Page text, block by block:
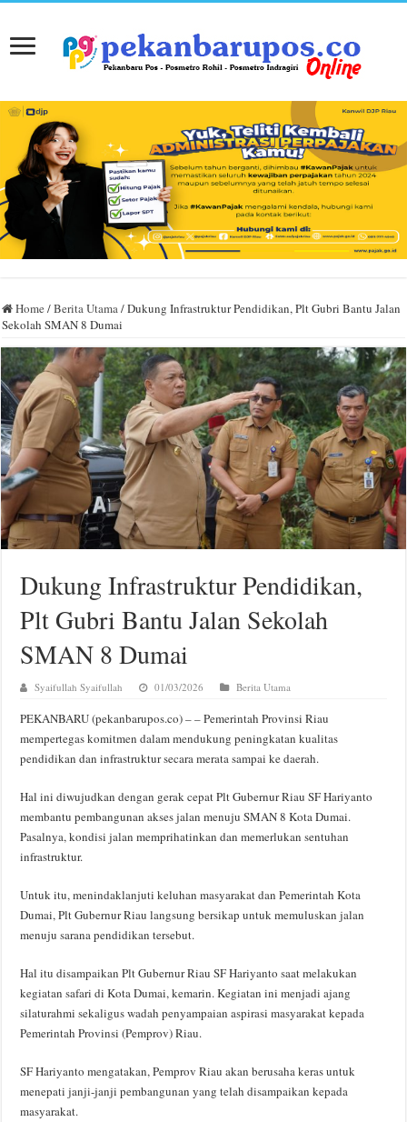
Home /Berita Utama/Dukung Infrastruktur Pendidikan, Plt Gubri Bantu Jalan
Sekolah SMAN 8 Dumai
Dukung Infrastruktur Pendidikan,
Plt Gubri Bantu Jalan Sekolah
SMAN 8 Dumai
Syaifullah Syaifullah 01/03/2026 Berita Utama
PEKANBARU (pekanbarupos.co) – – Pemerintah Provinsi Riau
mempertegas komitmen dalam mendukung peningkatan kualitas
pendidikan dan infrastruktur secara merata sampai ke daerah.
Hal ini diwujudkan dengan gerak cepat Plt Gubernur Riau SF Hariyanto
membantu pembangunan akses jalan menuju SMAN 8 Kota Dumai.
Pasalnya, kondisi jalan memprihatinkan dan memerlukan sentuhan
infrastruktur.
Untuk itu, menindaklanjuti keluhan masyarakat dan Pemerintah Kota
Dumai, Plt Gubernur Riau langsung bersikap untuk memuluskan jalan
menuju sarana pendidikan tersebut.
Hal itu disampaikan Plt Gubernur Riau SF Hariyanto saat melakukan
kegiatan safari di Kota Dumai, kemarin. Kegiatan ini menjadi ajang
silaturahmi sekaligus wadah penyampaian aspirasi masyarakat kepada
Pemerintah Provinsi (Pemprov) Riau.
SF Hariyanto mengatakan, Pemprov Riau akan berusaha keras untuk
menepati janji-janji pembangunan yang telah disampaikan kepada
masyarakat.